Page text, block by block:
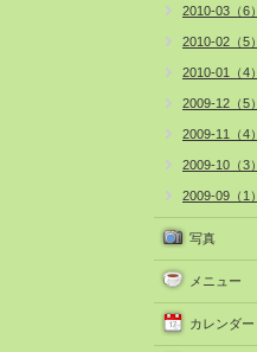
2010-03（6）
2010-02（5）
2010-01（4）
2009-12（5）
2009-11（4）
2009-10（3）
2009-09（1）
写真
メニュー
カレンダー